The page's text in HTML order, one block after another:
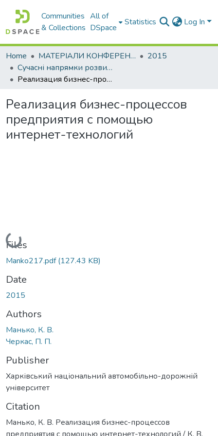
Communities
& Collections
All of
DSpace
Statistics Log In
Home МАТЕРІАЛИ КОНФЕРЕНЦІЙ
2015
Сучасні напрямки розвитку економіки і менеджменту на підприємствах України
Реализация бизнес-процессов предприятия с помощью интернет-технологий
Реализация бизнес-процессов
предприятия с помощью
интернет-технологий
Loading...
Files
Manko217.pdf(127.43 KB)
Date
2015
Authors
Манько, К. В.
Черкас, П. П.
Publisher
Харківський національний автомобільно-дорожній
університет
Citation
Манько, К. В. Реализация бизнес-процессов